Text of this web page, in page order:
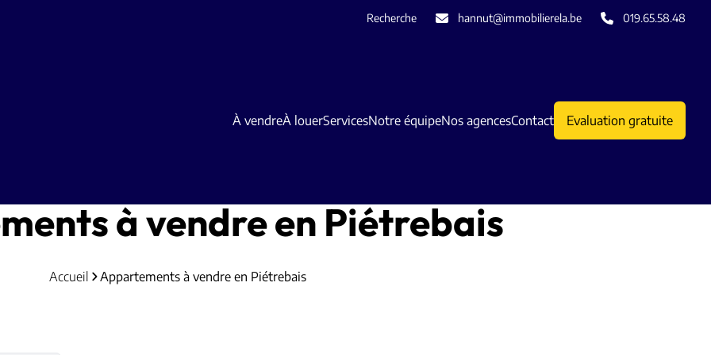
Recherche hannut@immobilierela.be 019.65.58.48
À vendreÀ louerServicesNotre équipeNos agencesContact Evaluation gratuite
à vendre en Piétrebais
Accueil Appartements à vendre en Piétrebais